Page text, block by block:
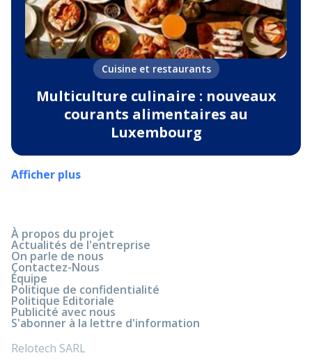
Cuisine et restaurants
Multiculture culinaire : nouveaux
courants alimentaires au
Luxembourg
Afficher plus
À propos du projet
Actualités de l'entreprise
On parle de nous
Contactez-Nous
Équipe
Politique de confidentialité
Politique Editoriale
Publicité avec nous
S'abonner à la lettre d'information
Relotech SARL